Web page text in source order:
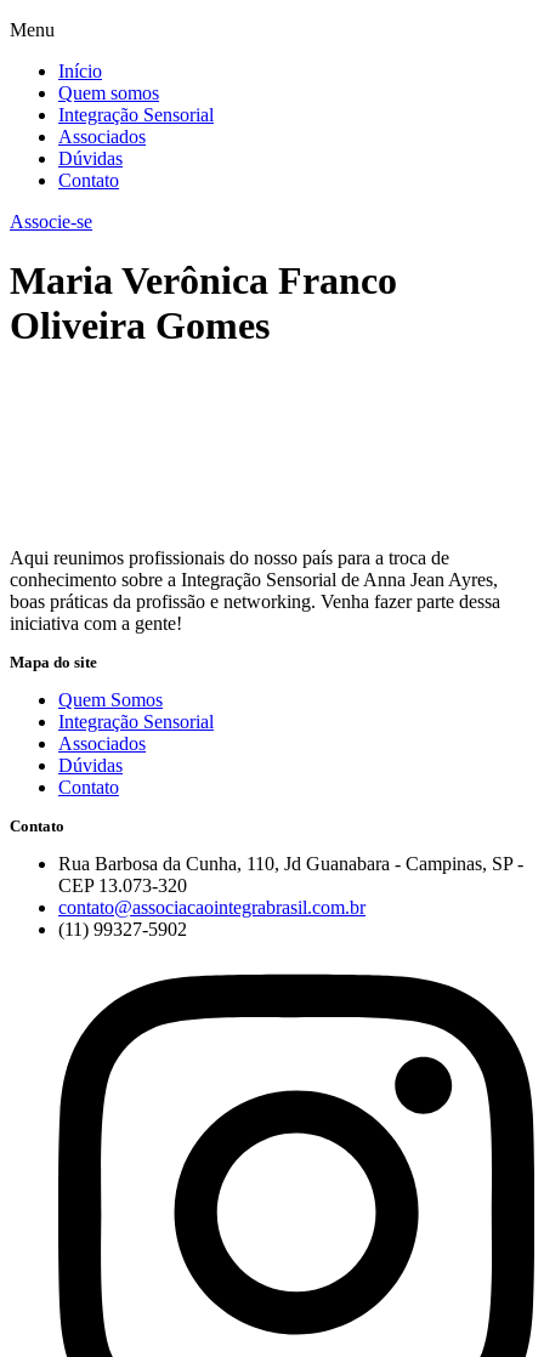
Menu
Início
Quem somos
Integração Sensorial
Associados
Dúvidas
Contato
Associe-se
Maria Verônica Franco
Oliveira Gomes
Aqui reunimos profissionais do nosso país para a troca de
conhecimento sobre a Integração Sensorial de Anna Jean Ayres,
boas práticas da profissão e networking. Venha fazer parte dessa
iniciativa com a gente!
Mapa do site
Quem Somos
Integração Sensorial
Associados
Dúvidas
Contato
Contato
Rua Barbosa da Cunha, 110, Jd Guanabara - Campinas, SP -
CEP 13.073-320
contato@associacaointegrabrasil.com.br
(11) 99327-5902